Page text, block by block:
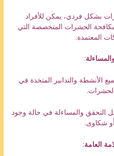
بشكل فردي، يمكن للأفراد
الحشرات المتخصصة التي
المعتمدة.
:
الأنشطة والتدابير المتخذة في
التحقق والمساءلة في حالة وجود
شكاوى.
العامة: